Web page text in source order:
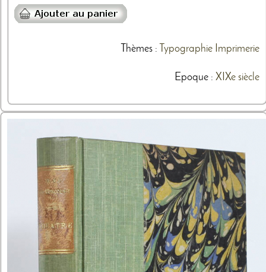
Thèmes: Typographie Imprimerie
Epoque : XIXe siècle